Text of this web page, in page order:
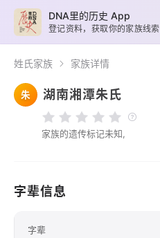
姓氏家族 家族详情
朱 湖南湘潭朱氏
家族的遗传标记未知,
字辈信息
字辈
DNA里的历史 App
登记资料，获取你的家族线索